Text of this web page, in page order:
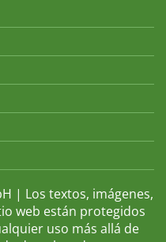
| Los textos, imágenes,
web están protegidos
uso más allá de